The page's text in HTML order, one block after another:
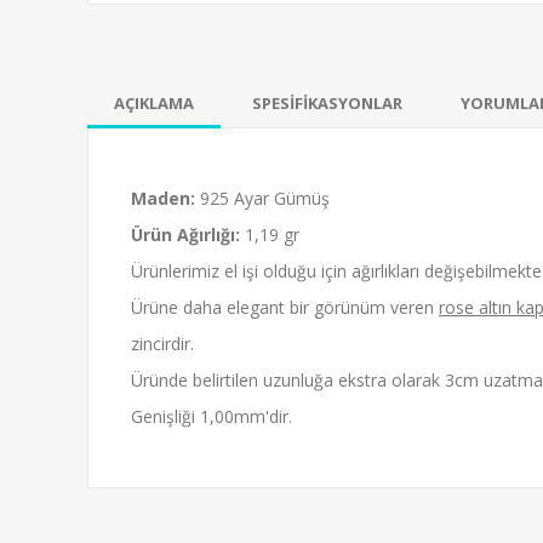
AÇIKLAMA SPESİFİKASYONLAR
Maden: 925 Ayar Gümüş
Ürün Ağırlığı: 1,19 gr
Ürünlerimiz el işi olduğu için ağırlıkları
Ürüne daha elegant bir görünüm veren rose altın
zincirdir.
Üründe belirtilen uzunluğa ekstra olarak 3cm
Genişliği 1,00mm'dir.
-23%
Kaplama Damla
Bayan Bileklik
Rodyum
Tıraşlı Forse
Zincir Kolye -
704,00₺